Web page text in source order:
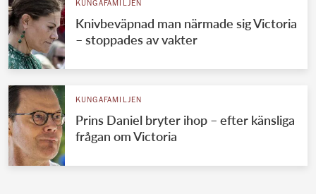
KUNGAFAMILJEN
Knivbeväpnad man närmade sig Victoria
– stoppades av vakter
KUNGAFAMILJEN
Prins Daniel bryter ihop – efter känsliga
frågan om Victoria